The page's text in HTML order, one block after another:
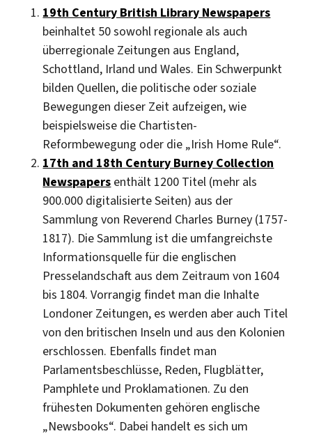
19th Century British Library Newspapers
beinhaltet 50 sowohl regionale als auch
überregionale Zeitungen aus England,
Schottland, Irland und Wales. Ein Schwerpunkt
bilden Quellen, die politische oder soziale
Bewegungen dieser Zeit aufzeigen, wie
beispielsweise die Chartisten-
Reformbewegung oder die „Irish Home Rule“.
17th and 18th Century Burney Collection
Newspapers enthält 1200 Titel (mehr als
900.000 digitalisierte Seiten) aus der
Sammlung von Reverend Charles Burney (1757-
1817). Die Sammlung ist die umfangreichste
Informationsquelle für die englischen
Presselandschaft aus dem Zeitraum von 1604
bis 1804. Vorrangig findet man die Inhalte
Londoner Zeitungen, es werden aber auch Titel
von den britischen Inseln und aus den Kolonien
erschlossen. Ebenfalls findet man
Parlamentsbeschlüsse, Reden, Flugblätter,
Pamphlete und Proklamationen. Zu den
frühesten Dokumenten gehören englische
„Newsbooks“. Dabei handelt es sich um